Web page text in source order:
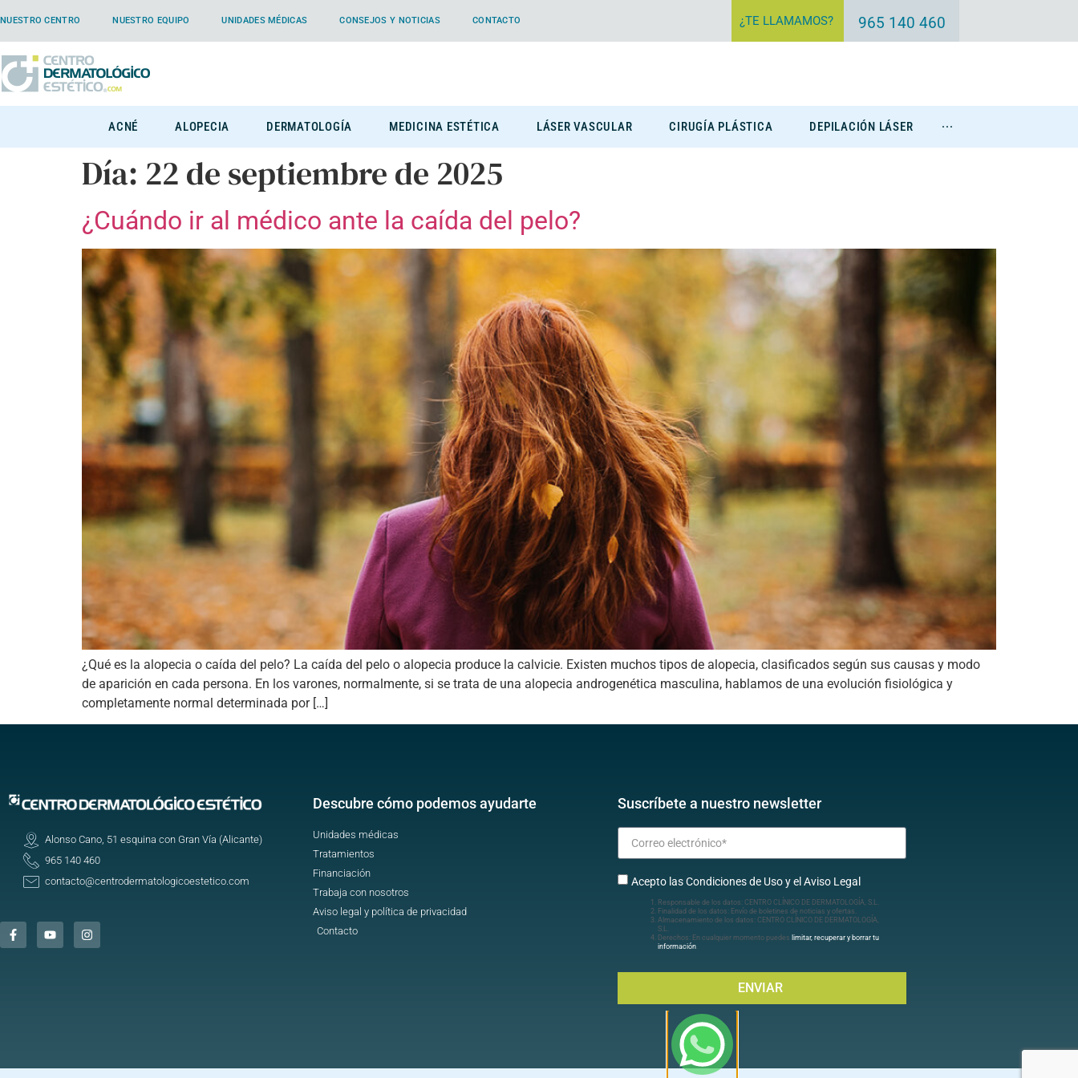
NUESTRO CENTRO NUESTRO EQUIPO UNIDADES MÉDICAS CONSEJOS Y NOTICIAS CONTACTO ¿TE LLAMAMOS? 965 140 460
ACNÉ ALOPECIA DERMATOLOGÍA MEDICINA ESTÉTICA LÁSER VASCULAR CIRUGÍA PLÁSTICA DEPILACIÓN LÁSER ···
Día: 22 de septiembre de 2025
¿Cuándo ir al médico ante la caída del pelo?
¿Qué es la alopecia o caída del pelo? La caída del pelo o alopecia produce la calvicie. Existen muchos tipos de alopecia, clasificados según sus causas y modo
de aparición en cada persona. En los varones, normalmente, si se trata de una alopecia androgenética masculina, hablamos de una evolución fisiológica y
completamente normal determinada por […]
Alonso Cano, 51 esquina con Gran Vía (Alicante)
965 140 460
contacto@centrodermatologicoestetico.com
Descubre cómo podemos ayudarte
Unidades médicas
Tratamientos
Financiación
Trabaja con nosotros
Aviso legal y política de privacidad
Contacto
Suscríbete a nuestro newsletter
Acepto las Condiciones de Uso y el Aviso Legal
Responsable de los datos: CENTRO CLÍNICO DE DERMATOLOGÍA, S.L.
Finalidad de los datos: Envío de boletines de noticias y ofertas.
Almacenamiento de los datos: CENTRO CLÍNICO DE DERMATOLOGÍA,
S.L.
Derechos: En cualquier momento puedes limitar, recuperar y borrar tu
información.
ENVIAR